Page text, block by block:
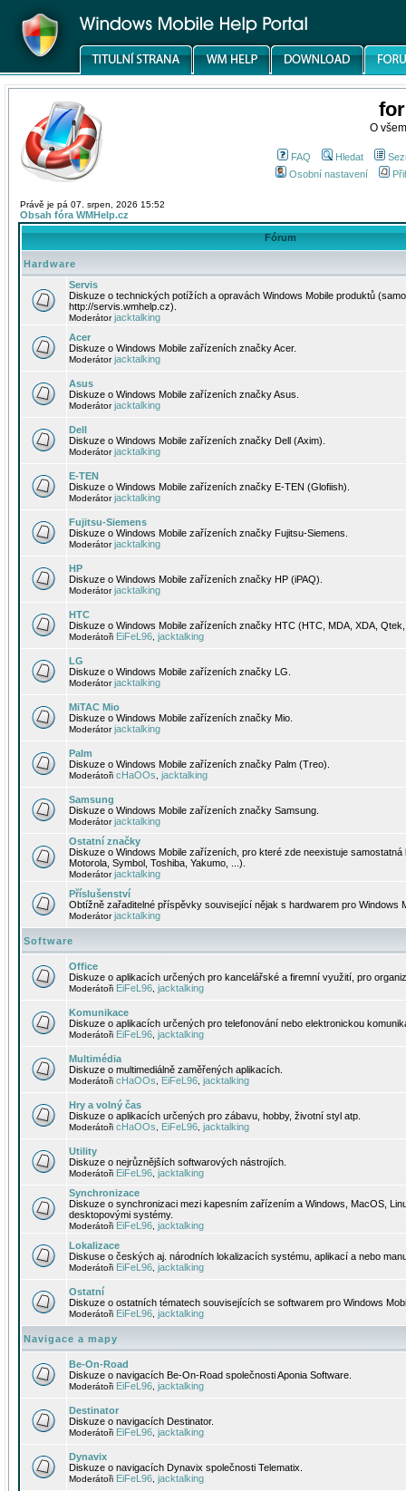
O
FAQ Hledat
Osobní nastavení
Právě je pá 07. srpen, 2026 15:52
Obsah fóra WMHelp.cz
Fórum
Hardware
Servis
Diskuze o technických potížích a opravách Windows Mobile produktů
http://servis.wmhelp.cz).
Moderátorjacktalking
Acer
Diskuze o Windows Mobile zařízeních značky Acer.
Moderátorjacktalking
Asus
Diskuze o Windows Mobile zařízeních značky Asus.
Moderátorjacktalking
Dell
Diskuze o Windows Mobile zařízeních značky Dell (Axim).
Moderátorjacktalking
E-TEN
Diskuze o Windows Mobile zařízeních značky E-TEN (Glofiish).
Moderátorjacktalking
Fujitsu-Siemens
Diskuze o Windows Mobile zařízeních značky Fujitsu-Siemens.
Moderátorjacktalking
HP
Diskuze o Windows Mobile zařízeních značky HP (iPAQ).
Moderátorjacktalking
HTC
Diskuze o Windows Mobile zařízeních značky HTC (HTC, MDA, XDA,
Moderátoři EiFeL96 jacktalking
LG
Diskuze o Windows Mobile zařízeních značky LG.
Moderátorjacktalking
MiTAC Mio
Diskuze o Windows Mobile zařízeních značky Mio.
Moderátorjacktalking
Palm
Diskuze o Windows Mobile zařízeních značky Palm (Treo).
Moderátoři cHaOOs jacktalking
Samsung
Diskuze o Windows Mobile zařízeních značky Samsung.
Moderátorjacktalking
Ostatní značky
Diskuze o Windows Mobile zařízeních, pro které zde neexistuje
Motorola, Symbol, Toshiba, Yakumo, ...).
Moderátorjacktalking
Příslušenství
Obtížně zařaditelné příspěvky související nějak s hardwarem pro Windows
Moderátorjacktalking
Software
Office
Diskuze o aplikacích určených pro kancelářské a firemní využití, pro
Moderátoři EiFeL96 jacktalking
Komunikace
Diskuze o aplikacích určených pro telefonování nebo elektronickou
Moderátoři EiFeL96 jacktalking
Multimédia
Diskuze o multimediálně zaměřených aplikacích.
Moderátoři cHaOOs EiFeL96 jacktalking
Hry a volný čas
Diskuze o aplikacích určených pro zábavu, hobby, životní styl atp.
Moderátoři cHaOOs EiFeL96 jacktalking
Utility
Diskuze o nejrůznějších softwarových nástrojích.
Moderátoři EiFeL96 jacktalking
Synchronizace
Diskuze o synchronizaci mezi kapesním zařízením a Windows, MacOS,
desktopovými systémy.
Moderátoři EiFeL96 jacktalking
Lokalizace
Diskuse o českých aj. národních lokalizacích systému, aplikací a nebo
Moderátoři EiFeL96 jacktalking
Ostatní
Diskuze o ostatních tématech souvisejících se softwarem pro Windows
Moderátoři EiFeL96 jacktalking
Navigace a mapy
Be-On-Road
Diskuze o navigacích Be-On-Road společnosti Aponia Software.
Moderátoři EiFeL96 jacktalking
Destinator
Diskuze o navigacích Destinator.
Moderátoři EiFeL96 jacktalking
Dynavix
Diskuze o navigacích Dynavix společnosti Telematix.
Moderátoři EiFeL96 jacktalking